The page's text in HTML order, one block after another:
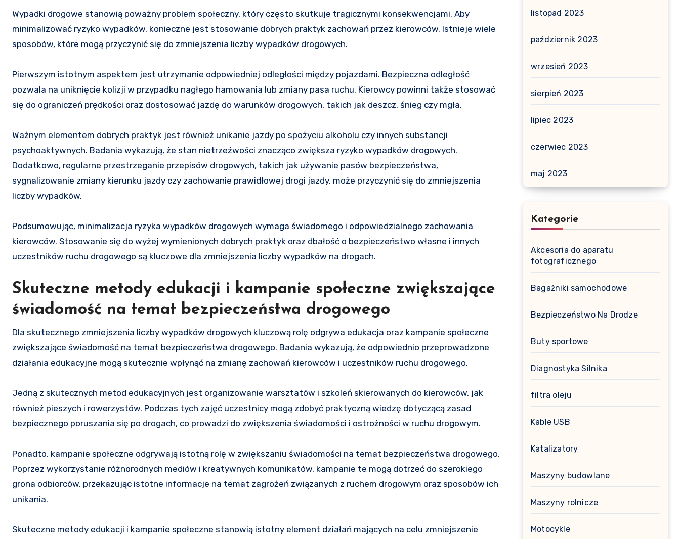
Wypadki drogowe stanowią poważny problem społeczny, który często skutkuje tragicznymi konsekwencjami. Aby
minimalizować ryzyko wypadków, konieczne jest stosowanie dobrych praktyk zachowań przez kierowców. Istnieje wiele
sposobów, które mogą przyczynić się do zmniejszenia liczby wypadków drogowych.
Pierwszym istotnym aspektem jest utrzymanie odpowiedniej odległości między pojazdami. Bezpieczna odległość
pozwala na uniknięcie kolizji w przypadku nagłego hamowania lub zmiany pasa ruchu. Kierowcy powinni także stosować
się do ograniczeń prędkości oraz dostosować jazdę do warunków drogowych, takich jak deszcz, śnieg czy mgła.
Ważnym elementem dobrych praktyk jest również unikanie jazdy po spożyciu alkoholu czy innych substancji
psychoaktywnych. Badania wykazują, że stan nietrzeźwości znacząco zwiększa ryzyko wypadków drogowych.
Dodatkowo, regularne przestrzeganie przepisów drogowych, takich jak używanie pasów bezpieczeństwa,
sygnalizowanie zmiany kierunku jazdy czy zachowanie prawidłowej drogi jazdy, może przyczynić się do zmniejszenia
liczby wypadków.
Podsumowując, minimalizacja ryzyka wypadków drogowych wymaga świadomego i odpowiedzialnego zachowania
kierowców. Stosowanie się do wyżej wymienionych dobrych praktyk oraz dbałość o bezpieczeństwo własne i innych
uczestników ruchu drogowego są kluczowe dla zmniejszenia liczby wypadków na drogach.
Skuteczne metody edukacji i kampanie społeczne zwiększające
świadomość na temat bezpieczeństwa drogowego
Dla skutecznego zmniejszenia liczby wypadków drogowych kluczową rolę odgrywa edukacja oraz kampanie społeczne
zwiększające świadomość na temat bezpieczeństwa drogowego. Badania wykazują, że odpowiednio przeprowadzone
działania edukacyjne mogą skutecznie wpłynąć na zmianę zachowań kierowców i uczestników ruchu drogowego.
Jedną z skutecznych metod edukacyjnych jest organizowanie warsztatów i szkoleń skierowanych do kierowców, jak
również pieszych i rowerzystów. Podczas tych zajęć uczestnicy mogą zdobyć praktyczną wiedzę dotyczącą zasad
bezpiecznego poruszania się po drogach, co prowadzi do zwiększenia świadomości i ostrożności w ruchu drogowym.
Ponadto, kampanie społeczne odgrywają istotną rolę w zwiększaniu świadomości na temat bezpieczeństwa drogowego.
Poprzez wykorzystanie różnorodnych mediów i kreatywnych komunikatów, kampanie te mogą dotrzeć do szerokiego
grona odbiorców, przekazując istotne informacje na temat zagrożeń związanych z ruchem drogowym oraz sposobów ich
unikania.
Skuteczne metody edukacji i kampanie społeczne stanowią istotny element działań mających na celu zmniejszenie
listopad 2023
październik 2023
wrzesień 2023
sierpień 2023
lipiec 2023
czerwiec 2023
maj 2023
Kategorie
Akcesoria do aparatu
fotograficznego
Bagażniki samochodowe
Bezpieczeństwo Na Drodze
Buty sportowe
Diagnostyka Silnika
filtra oleju
Kable USB
Katalizatory
Maszyny budowlane
Maszyny rolnicze
Motocykle